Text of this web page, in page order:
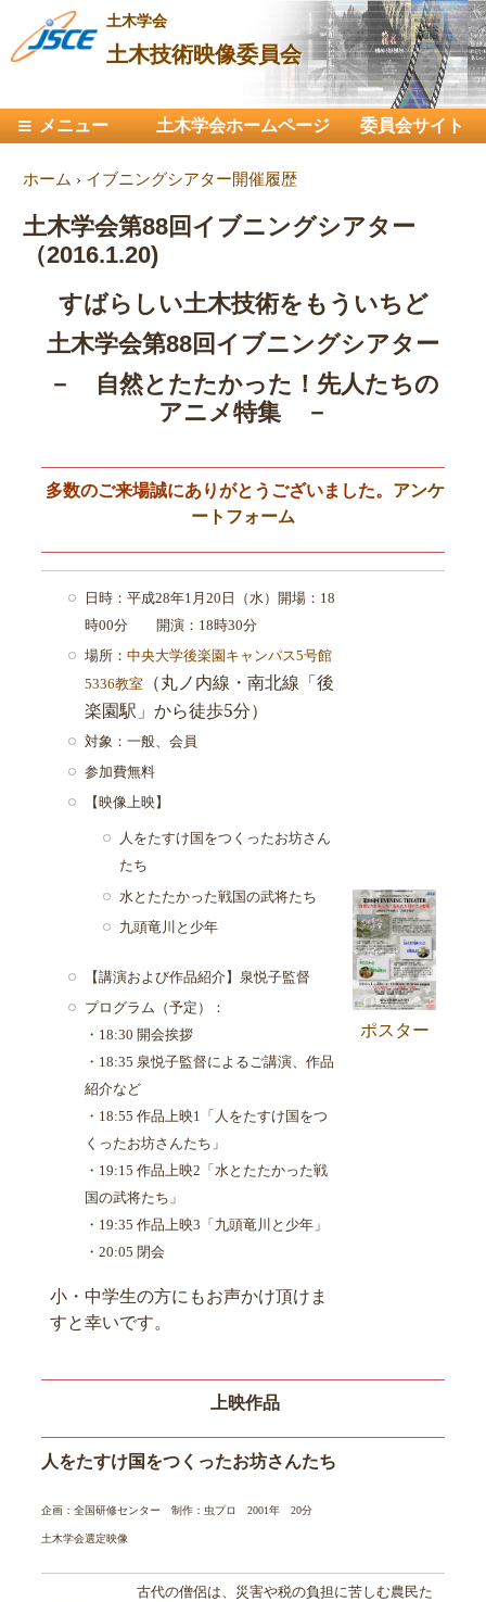
メ
イ
ン
ン
ン
に
土木学会
土木技術映像委員会
メニュー
メインメニュー土木学会ホームページ 委員会サイト
現在地
ホーム › イブニングシアター開催履歴
土木学会第88回イブニングシアター
（2016.1.20)
すばらしい土木技術をもういちど
土木学会第88回イブニングシアター
－ 自然とたたかった！先人たちの
アニメ特集 －
多数のご来場誠にありがとうございました。 アンケ
ートフォーム
日時：平成28年1月20日（水）開場：18
時00分 開演：18時30分
場所： 中央大学後楽園キャンパス5号館
5336教室
（丸ノ内線・南北線「後
楽園駅」から徒歩5分）
対象：一般、会員
参加費無料
【映像上映】
人をたすけ国をつくったお坊さん
たち
水とたたかった戦国の武将たち
九頭竜川と少年
【講演および作品紹介】泉悦子監督
プログラム（予定）：
・18:30 開会挨拶
・18:35 泉悦子監督によるご講演、作品
紹介など
・18:55 作品上映1「人をたすけ国をつ
くったお坊さんたち」
・19:15 作品上映2「水とたたかった戦
国の武将たち」
・19:35 作品上映3「九頭竜川と少年」
・20:05 閉会
小・中学生の方にもお声かけ頂けま
すと幸いです。
ポスター
上映作品
人をたすけ国をつくったお坊さんたち
企画：全国研修センター 制作：虫プロ 2001年 20分
土木学会選定映像
古代の僧侶は、災害や税の負担に苦しむ農民た